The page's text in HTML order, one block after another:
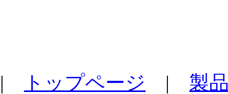
| トップページ | 製